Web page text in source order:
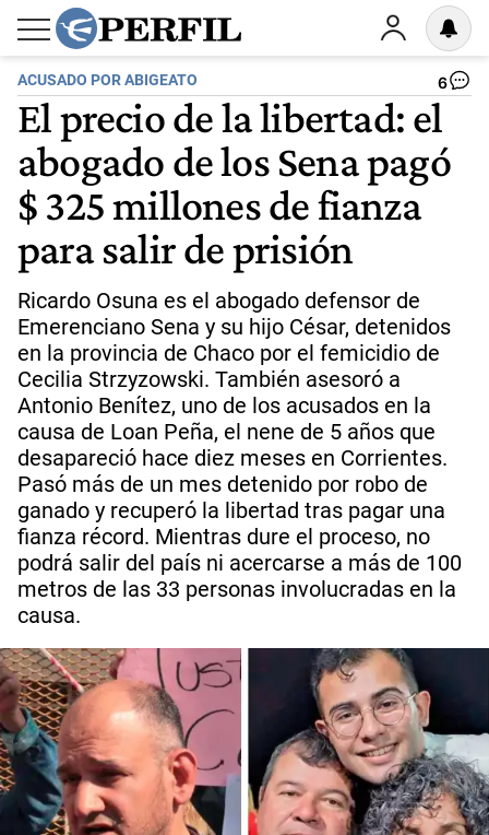
ACUSADO POR ABIGEATO 6
El precio de la libertad: el
abogado de los Sena pagó
$ 325 millones de fianza
para salir de prisión
Ricardo Osuna es el abogado defensor de
Emerenciano Sena y su hijo César, detenidos
en la provincia de Chaco por el femicidio de
Cecilia Strzyzowski. También asesoró a
Antonio Benítez, uno de los acusados en la
causa de Loan Peña, el nene de 5 años que
desapareció hace diez meses en Corrientes.
Pasó más de un mes detenido por robo de
ganado y recuperó la libertad tras pagar una
fianza récord. Mientras dure el proceso, no
podrá salir del país ni acercarse a más de 100
metros de las 33 personas involucradas en la
causa.